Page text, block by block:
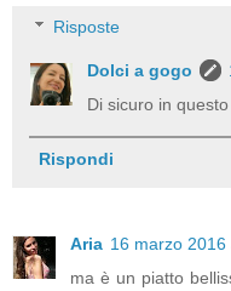
Risposte
Dolci a gogo
Di sicuro in
Rispondi
Aria 16 marzo
ma è un piatto